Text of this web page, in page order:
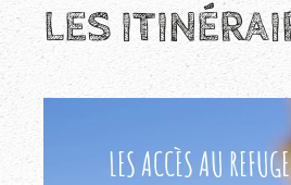
LES
LES ACCÈS AU REFUGE